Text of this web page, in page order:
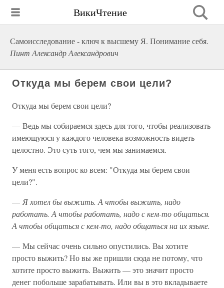
ВикиЧтение
Самоисследование - ключ к высшему Я. Понимание себя.
Пинт Александр Александрович
Откуда мы берем свои цели?
Откуда мы берем свои цели?
— Ведь мы собираемся здесь для того, чтобы реализовать
имеющуюся у каждого человека возможность видеть
целостно. Это суть того, чем мы занимаемся.
У меня есть вопрос ко всем: "Откуда мы берем свои
цели?".
— Я хотел бы выжить. А чтобы выжить, надо
работать. А чтобы работать, надо с кем-то общаться.
А чтобы общаться с кем-то, надо общаться на их языке.
— Мы сейчас очень сильно опустились. Вы хотите
просто выжить? Но вы же пришли сюда не потому, что
хотите просто выжить. Выжить — это значит просто
денег побольше зарабатывать. Или вы в это вкладываете